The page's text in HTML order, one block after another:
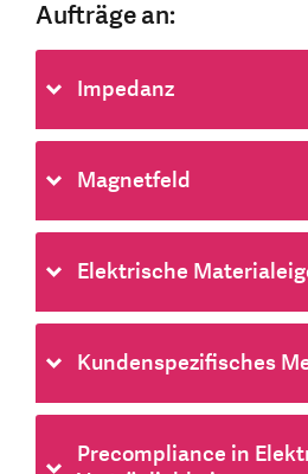
Aufträge an:
Impedanz
Magnetfeld
Elektrische
Kundenspezifisches
Precompliance in